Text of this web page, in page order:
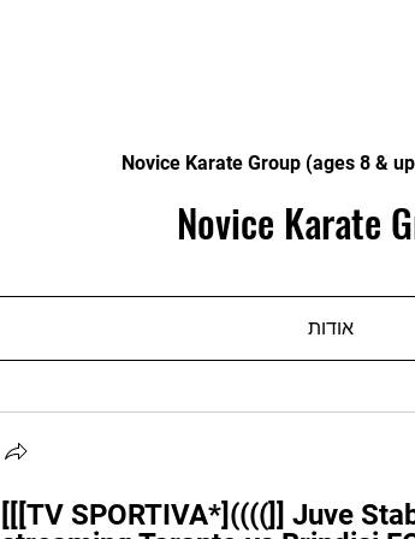
Novice Karate Group (ages 8 &
Novice Karate
אודות
[[[TV SPORTIVA*]((((]] Juve